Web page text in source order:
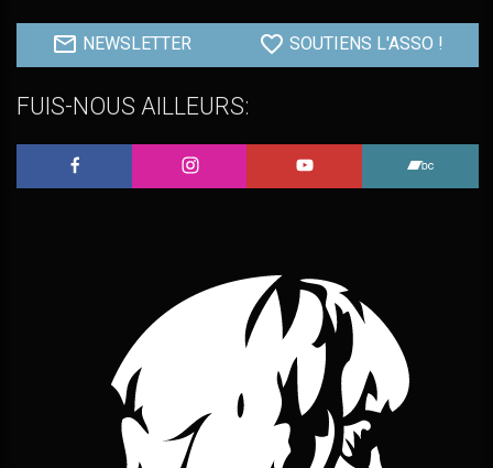
NEWSLETTER SOUTIENS L'ASSO !
FUIS-NOUS AILLEURS:
L'Embobineuse sur FacebookL'Embobineuse sur Instagram
L'Embobineuse sur